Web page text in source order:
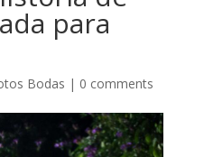
para
Bodas | 0 comments